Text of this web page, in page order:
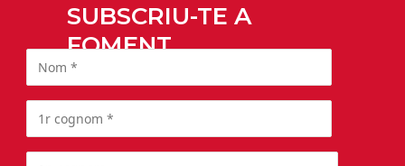
SUBSCRIU-TE A
FOMENT